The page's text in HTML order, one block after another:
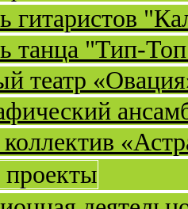
гитаристов
танца "Тип-
театр